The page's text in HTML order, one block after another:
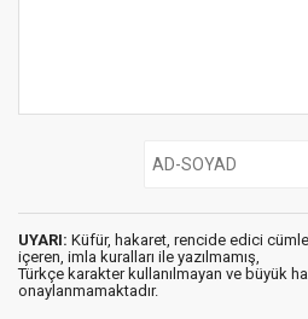
UYARI: Küfür, hakaret, rencide edici
içeren, imla kuralları ile yazılmamış,
Türkçe karakter kullanılmayan ve büyük
onaylanmamaktadır.